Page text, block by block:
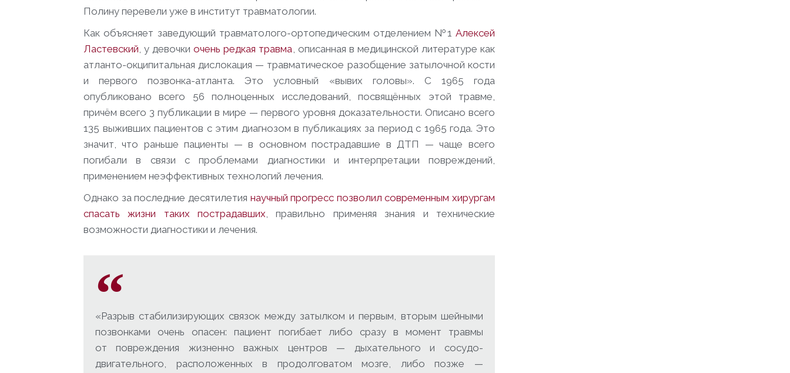
Полину перевели уже в институт травматологии.
Как объясняет заведующий травматолого-ортопедическим отделением №1 Алексей
Ластевский, у девочкиочень редкая травма, описанная в медицинской литературе как
атланто-окципитальная дислокация — травматическое разобщение затылочной кости
и первого позвонка-атланта. Это условный «вывих головы». С 1965 года
опубликовано всего 56 полноценных исследований, посвящённых этой травме,
причём всего 3 публикации в мире — первого уровня доказательности. Описано всего
135 выживших пациентов с этим диагнозом в публикациях за период с 1965 года. Это
значит, что раньше пациенты — в основном пострадавшие в ДТП — чаще всего
погибали в связи с проблемами диагностики и интерпретации повреждений,
применением неэффективных технологий лечения.
Однако за последние десятилетия научный прогресс позволил современным хирургам
спасать жизни таких пострадавших, правильно применяя знания и технические
возможности диагностики и лечения.
«Разрыв стабилизирующих связок между затылком и первым, вторым шейными
позвонками очень опасен: пациент погибает либо сразу в момент травмы
от повреждения жизненно важных центров — дыхательного и сосудо-
двигательного, расположенных в продолговатом мозге, либо позже —